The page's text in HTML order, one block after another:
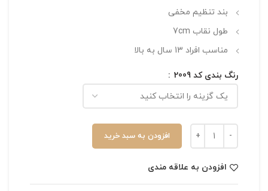
بند تنظیم مخفی
طول نقاب 7cm
مناسب افراد 13 سال به بالا
رنگ بندی کد 2009
افزودن به سبد خرید
افزودن به علاقه مندی